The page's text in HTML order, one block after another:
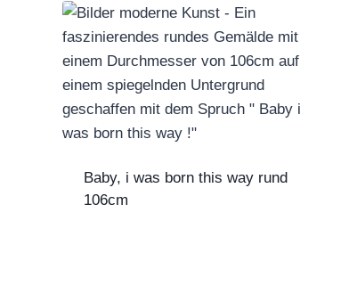
Baby, i was born this way rund
106cm